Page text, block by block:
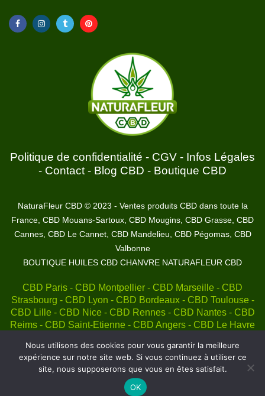
Politique de confidentialité - CGV - Infos Légales
- Contact - Blog CBD - Boutique CBD
NaturaFleur CBD © 2023 - Ventes produits CBD dans toute la
France, CBD Mouans-Sartoux, CBD Mougins, CBD Grasse, CBD
Cannes, CBD Le Cannet, CBD Mandelieu, CBD Pégomas, CBD
Valbonne
BOUTIQUE HUILES CBD CHANVRE NATURAFLEUR CBD
CBD Paris - CBD Montpellier - CBD Marseille - CBD
Strasbourg - CBD Lyon - CBD Bordeaux - CBD Toulouse -
CBD Lille - CBD Nice - CBD Rennes - CBD Nantes - CBD
Reims - CBD Saint-Etienne - CBD Angers - CBD Le Havre
CBD Le Mans - CBD Roubaix - CBD Brest - CBD Cannes -
CBD Tours - CBD Amiens - CBD Lens - CBD Caen - CBD
Limoges - CBD Metz - CBD Nancy et autres..
Nous utilisons des cookies pour vous garantir la meilleure
expérience sur notre site web. Si vous continuez à utiliser ce
site, nous supposerons que vous en êtes satisfait.
OK